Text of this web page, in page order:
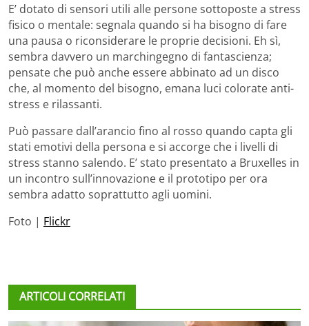
E’ dotato di sensori utili alle persone sottoposte a stress
fisico o mentale: segnala quando si ha bisogno di fare
una pausa o riconsiderare le proprie decisioni. Eh sì,
sembra davvero un marchingegno di fantascienza;
pensate che può anche essere abbinato ad un disco
che, al momento del bisogno, emana luci colorate anti-
stress e rilassanti.
Può passare dall’arancio fino al rosso quando capta gli
stati emotivi della persona e si accorge che i livelli di
stress stanno salendo. E’ stato presentato a Bruxelles in
un incontro sull’innovazione e il prototipo per ora
sembra adatto soprattutto agli uomini.
Foto | Flickr
ARTICOLI CORRELATI